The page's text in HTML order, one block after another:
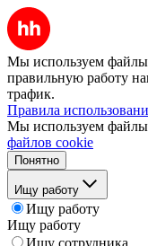
Мы используем файлы
правильную работу
трафик.
Правила
Мы используем файлы
файлов cookie
Понятно
Ищу работу
Ищу работу
Ищу работу
Ищу сотрудника